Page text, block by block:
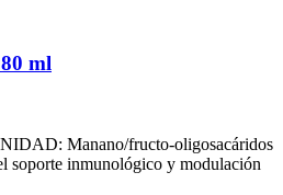
ml
Manano/fructo-oligosacáridos
soporte inmunológico y modulación